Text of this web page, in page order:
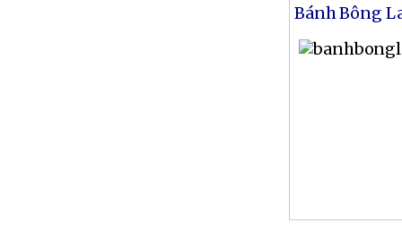
Bánh Bông